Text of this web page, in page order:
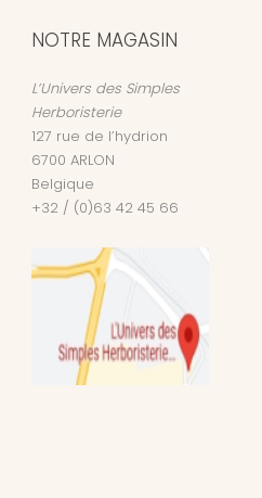
NOTRE MAGASIN
L’Univers des Simples
Herboristerie
127 rue de l’hydrion
6700 ARLON
Belgique
+32 / (0)63 42 45 66